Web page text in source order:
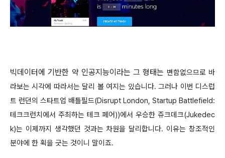
빅데이터에 기반한 약 인공지능이라는 그 형태는 변함없으므로 바
라보는 시각에 따라서는 달리 볼 여지는 있습니다. 그러나 이번 디스럽
트 런던의 스타트업 배틀필드(Disrupt London, Startup Battlefield:
테크크런치에서 주최하는 테크 페어))에서 우승한 쥬크데크(Jukedec
k)는 이제까지 생각했던 것과는 차원을 달리합니다. 이유는 창조적인
분야에 한 획을 긋는 것이니 말이죠.